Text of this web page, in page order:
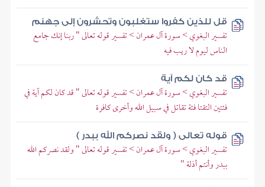
قل للذين كفروا ستغلبون وتحشرون إلى جهنم
تفسير البغوي > سورة آل عمران > تفسير قوله تعالى " ربنا إنك جامع
الناس ليوم لا ريب فيه
قد كان لكم آية
تفسير البغوي > سورة آل عمران > تفسير قوله تعالى " قد كان لكم آية في
فئتين التقتا فئة تقاتل في سبيل الله وأخرى كافرة
قوله تعالى ( ولقد نصركم الله ببدر )
تفسير البغوي > سورة آل عمران > تفسير قوله تعالى " ولقد نصركم الله
ببدر وأنتم أذلة "